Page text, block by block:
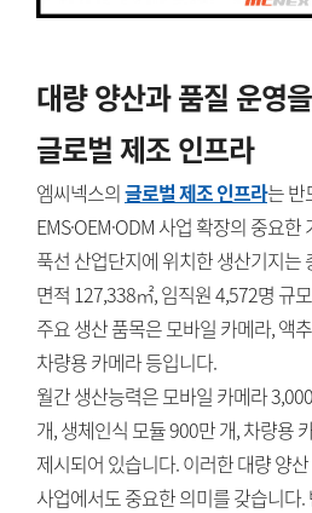
대량 양산과 품질 운영
글로벌 제조 인프라
엠씨넥스의글로벌 제조 인프라는 반
EMS·OEM·ODM 사업 확장의 중요
푹선 산업단지에 위치한 생산기지는
면적 127,338㎡, 임직원 4,572명 규
주요 생산 품목은 모바일 카메라, 액
차량용 카메라 등입니다.
월간 생산능력은 모바일 카메라
개, 생체인식 모듈 900만 개, 차량용
제시되어 있습니다. 이러한 대량 양
사업에서도 중요한 의미를 갖습니다